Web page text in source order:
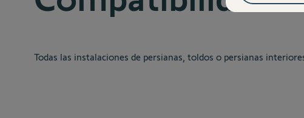
Todas las instalaciones de persianas, toldos o persianas